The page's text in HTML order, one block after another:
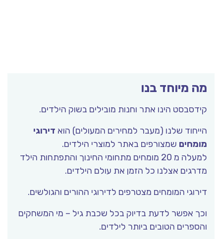
מה מיוחד בנו
קידסבסט הינו אתר וחנות מובילים בשוק הילדים.
הייחוד שלנו (מעבר למחירים המעולים) הוא דירוגי
מומחים שמצורפים באתר למוצרי הילדים.
למעלה מ 20 מומחים מתחומי החינוך והתפתחות הילד
מדרגים אצלנו כל הזמן את עולם הילדים.
דירוגי המומחים מצטרפים לדירוגי ההורים והגולשים.
וכך אפשר לדעת בדיוק בכל שכבת גיל – מי המשחקים
והספרים הטובים ביותר לילדים.